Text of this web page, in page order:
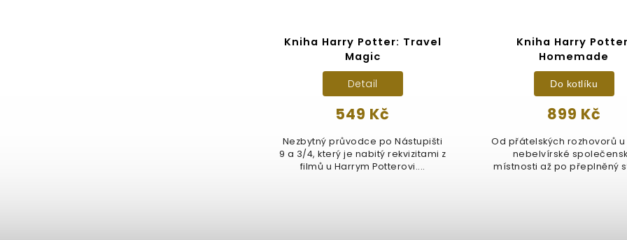
Kniha Harry Potter: Travel
Magic
549 Kč
Detail
Nezbytný průvodce po Nástupišti
9 a 3/4, který je nabitý rekvizitami z
filmů u Harrym Potterovi....
Kniha Harry
Homemade
899 Kč
Do kotlíku
Od přátelských rozhovorů u
nebelvírské
místnosti až po přeplněný